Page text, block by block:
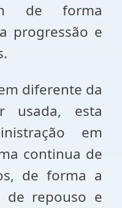
de forma
progressão e
diferente da
usada, esta
em
continua de
de forma a
de repouso e